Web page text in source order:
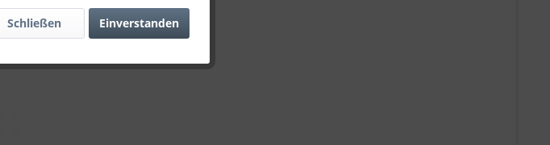
Einverstanden
Schließen